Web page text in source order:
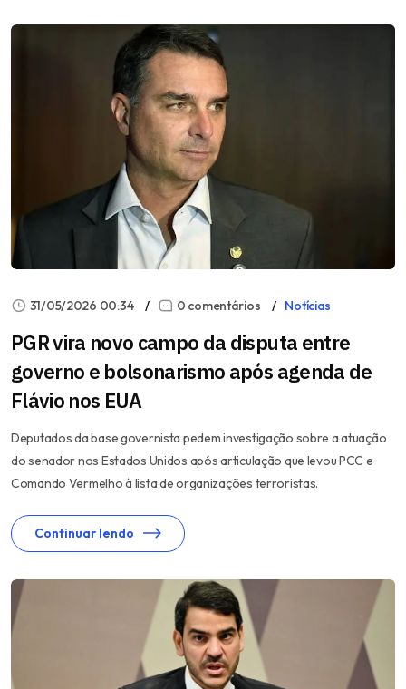
31/05/2026 00:34 0 comentários Notícias
PGR vira novo campo da disputa entre
governo e bolsonarismo após agenda de
Flávio nos EUA
Deputados da base governista pedem investigação sobre a atuação
do senador nos Estados Unidos após articulação que levou PCC e
Comando Vermelho à lista de organizações terroristas.
Continuar lendo